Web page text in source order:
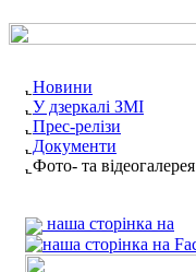
Новини
У дзеркалі ЗМІ
Прес-релізи
Документи
Фото- та відеогалерея
наша сторінка на